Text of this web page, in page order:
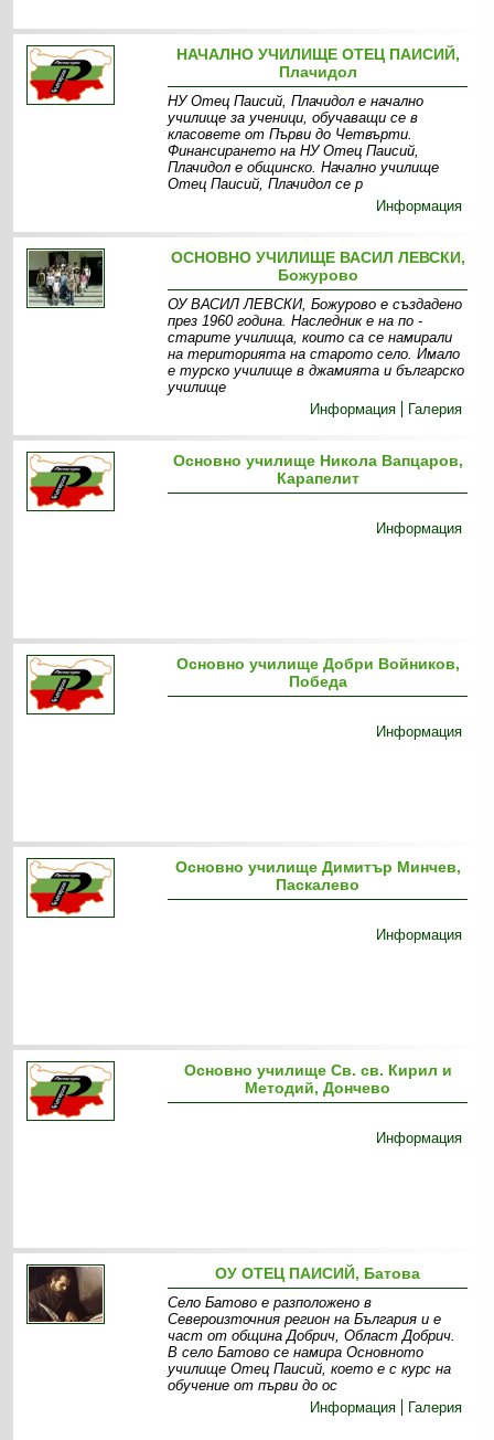
НАЧАЛНО УЧИЛИЩЕ ОТЕЦ ПАИСИЙ,
Плачидол
НУ Отец Паисий, Плачидол е начално
училище за ученици, обучаващи се в
класовете от Първи до Четвърти.
Финансирането на НУ Отец Паисий,
Плачидол е общинско. Начално училище
Отец Паисий, Плачидол се р
Информация
ОСНОВНО УЧИЛИЩЕ ВАСИЛ ЛЕВСКИ,
Божурово
ОУ ВАСИЛ ЛЕВСКИ, Божурово е създадено
през 1960 година. Наследник е на по -
старите училища, които са се намирали
на територията на старото село. Имало
е турско училище в джамията и българско
училище
Информация
Галерия
Основно училище Никола Вапцаров,
Карапелит
Информация
Основно училище Добри Войников,
Победа
Информация
Основно училище Димитър Минчев,
Паскалево
Информация
Основно училище Св. св. Кирил и
Методий, Дончево
Информация
ОУ ОТЕЦ ПАИСИЙ, Батова
Село Батово е разположено в
Североизточния регион на България и е
част от община Добрич, Област Добрич.
В село Батово се намира Основното
училище Отец Паисий, което е с курс на
обучение от първи до ос
Информация
Галерия